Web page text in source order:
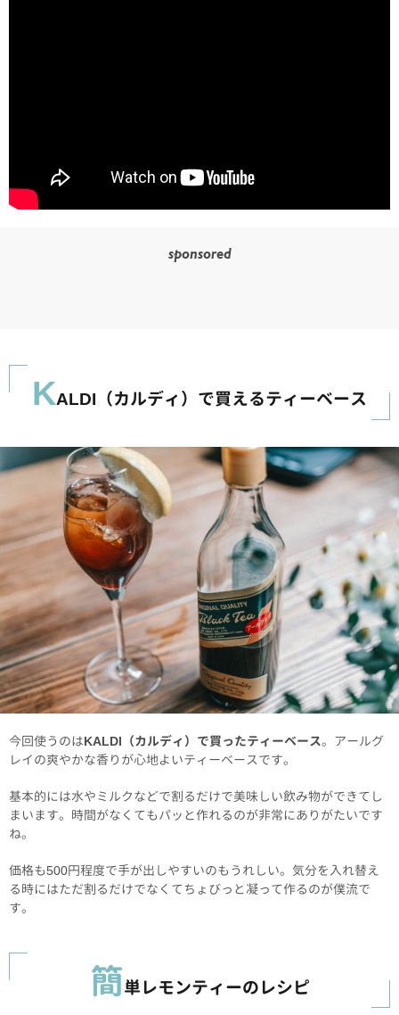
sponsored
KALDI（カルディ）で買えるティーベース
今回使うのはKALDI（カルディ）で買ったティーベース。アールグ
レイの爽やかな香りが心地よいティーベースです。
基本的には水やミルクなどで割るだけで美味しい飲み物ができてし
まいます。時間がなくてもパッと作れるのが非常にありがたいです
ね。
価格も500円程度で手が出しやすいのもうれしい。気分を入れ替え
る時にはただ割るだけでなくてちょびっと凝って作るのが僕流で
す。
簡単レモンティーのレシピ